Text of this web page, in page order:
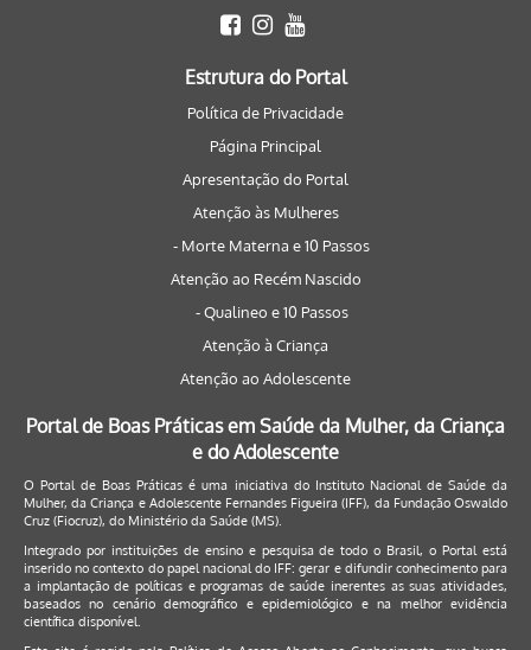
Estrutura do Portal
Política de Privacidade
Página Principal
Apresentação do Portal
Atenção às Mulheres
- Morte Materna e 10 Passos
Atenção ao Recém Nascido
- Qualineo e 10 Passos
Atenção à Criança
Atenção ao Adolescente
Portal de Boas Práticas em Saúde da Mulher, da Criança
e do Adolescente
O Portal de Boas Práticas é uma iniciativa do Instituto Nacional de Saúde da
Mulher, da Criança e Adolescente Fernandes Figueira (IFF), da Fundação Oswaldo
Cruz (Fiocruz), do Ministério da Saúde (MS).
Integrado por instituições de ensino e pesquisa de todo o Brasil, o Portal está
inserido no contexto do papel nacional do IFF: gerar e difundir conhecimento para
a implantação de políticas e programas de saúde inerentes as suas atividades,
baseados no cenário demográfico e epidemiológico e na melhor evidência
científica disponível.